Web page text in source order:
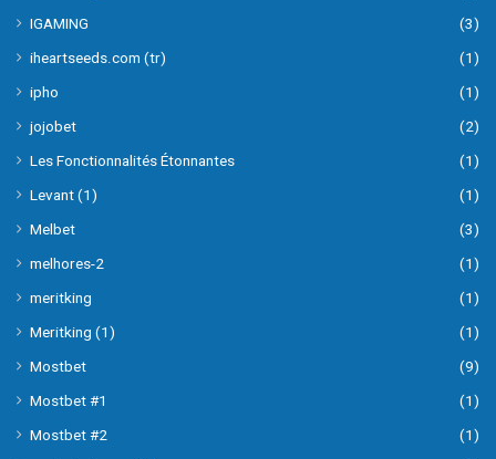
IGAMING
(3)
iheartseeds.com (tr)
(1)
ipho
(1)
jojobet
(2)
Les Fonctionnalités Étonnantes
(1)
Levant (1)
(1)
Melbet
(3)
melhores-2
(1)
meritking
(1)
Meritking (1)
(1)
Mostbet
(9)
Mostbet #1
(1)
Mostbet #2
(1)